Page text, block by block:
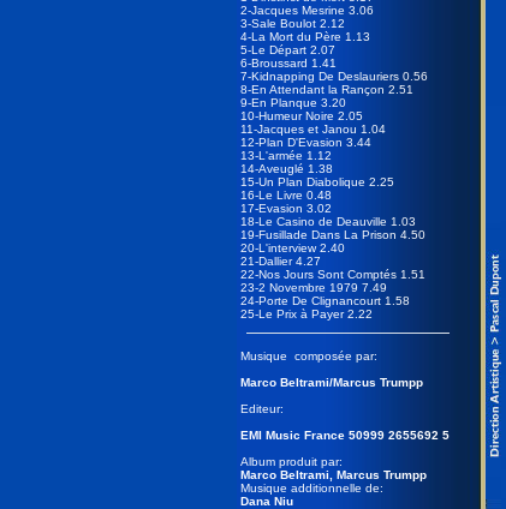
2-Jacques Mesrine 3.06
3-Sale Boulot 2.12
4-La Mort du Père 1.13
5-Le Départ 2.07
6-Broussard 1.41
7-Kidnapping De Deslauriers 0.56
8-En Attendant la Rançon 2.51
9-En Planque 3.20
10-Humeur Noire 2.05
11-Jacques et Janou 1.04
12-Plan D'Evasion 3.44
13-L'armée 1.12
14-Aveuglé 1.38
15-Un Plan Diabolique 2.25
16-Le Livre 0.48
17-Evasion 3.02
18-Le Casino de Deauville 1.03
19-Fusillade Dans La Prison 4.50
20-L'interview 2.40
21-Dallier 4.27
22-Nos Jours Sont Comptés 1.51
23-2 Novembre 1979 7.49
24-Porte De Clignancourt 1.58
25-Le Prix à Payer 2.22
Musique composée par:
Marco Beltrami/Marcus Trumpp
Editeur:
EMI Music France 50999 2655692 5
Album produit par:
Marco Beltrami, Marcus Trumpp
Musique additionnelle de:
Dana Niu